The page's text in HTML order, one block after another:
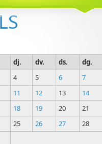
dj. dv. ds. dg.
4 5 6
7
11 12 13
14
18 19 20
21
25 26 27
28